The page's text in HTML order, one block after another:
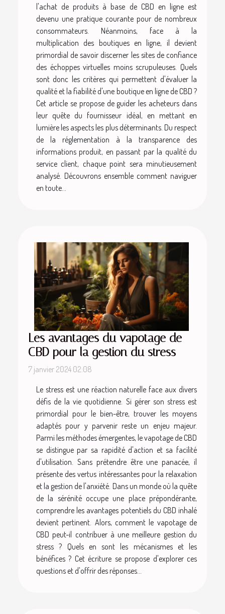
l'achat de produits à base de CBD en ligne est
devenu une pratique courante pour de nombreux
consommateurs. Néanmoins, face à la
multiplication des boutiques en ligne, il devient
primordial de savoir discerner les sites de confiance
des échoppes virtuelles moins scrupuleuses. Quels
sont donc les critères qui permettent d'évaluer la
qualité et la fiabilité d'une boutique en ligne de CBD ?
Cet article se propose de guider les acheteurs dans
leur quête du fournisseur idéal, en mettant en
lumière les aspects les plus déterminants. Du respect
de la réglementation à la transparence des
informations produit, en passant par la qualité du
service client, chaque point sera minutieusement
analysé. Découvrons ensemble comment naviguer
en toute...
Les avantages du vapotage de
CBD pour la gestion du stress
7 janvier 2024 02:08
Le stress est une réaction naturelle face aux divers
défis de la vie quotidienne. Si gérer son stress est
primordial pour le bien-être, trouver les moyens
adaptés pour y parvenir reste un enjeu majeur.
Parmi les méthodes émergentes, le vapotage de CBD
se distingue par sa rapidité d'action et sa facilité
d'utilisation. Sans prétendre être une panacée, il
présente des vertus intéressantes pour la relaxation
et la gestion de l'anxiété. Dans un monde où la quête
de la sérénité occupe une place prépondérante,
comprendre les avantages potentiels du CBD inhalé
devient pertinent. Alors, comment le vapotage de
CBD peut-il contribuer à une meilleure gestion du
stress ? Quels en sont les mécanismes et les
bénéfices ? Cet écriture se propose d'explorer ces
questions et d'offrir des réponses...